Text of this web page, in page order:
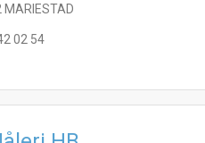
MARIESTAD
02 54